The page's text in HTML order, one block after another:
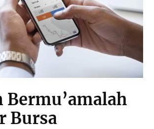
Bermu’amalah
Bursa